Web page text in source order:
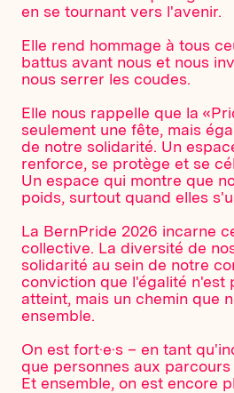
en se tournant vers l'avenir.
Elle rend hommage à tous
battus avant nous et nous
nous serrer les coudes.
Elle nous rappelle que la
seulement une fête, mais
de notre solidarité. Un
renforce, se protège et se
Un espace qui montre que
poids, surtout quand elles
La BernPride 2026 incarne
collective. La diversité de
solidarité au sein de notre
conviction que l'égalité n'est
atteint, mais un chemin que
ensemble.
On est fort·e·s – en tant
que personnes aux
Et ensemble, on est encore